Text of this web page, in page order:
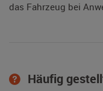
das Fahrzeug bei
Häufig